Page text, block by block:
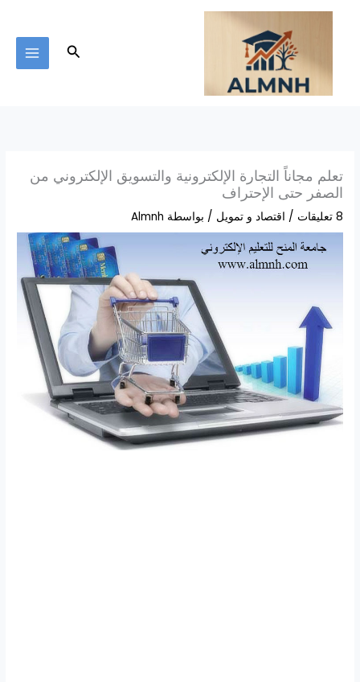
تخطي
البحث
تعلم مجاناً التجارة الإلكترونية والتسويق الإلكتروني من
الصفر حتى الإحتراف
8 تعليقات / اقتصاد و تمويل / بواسطة Almnh